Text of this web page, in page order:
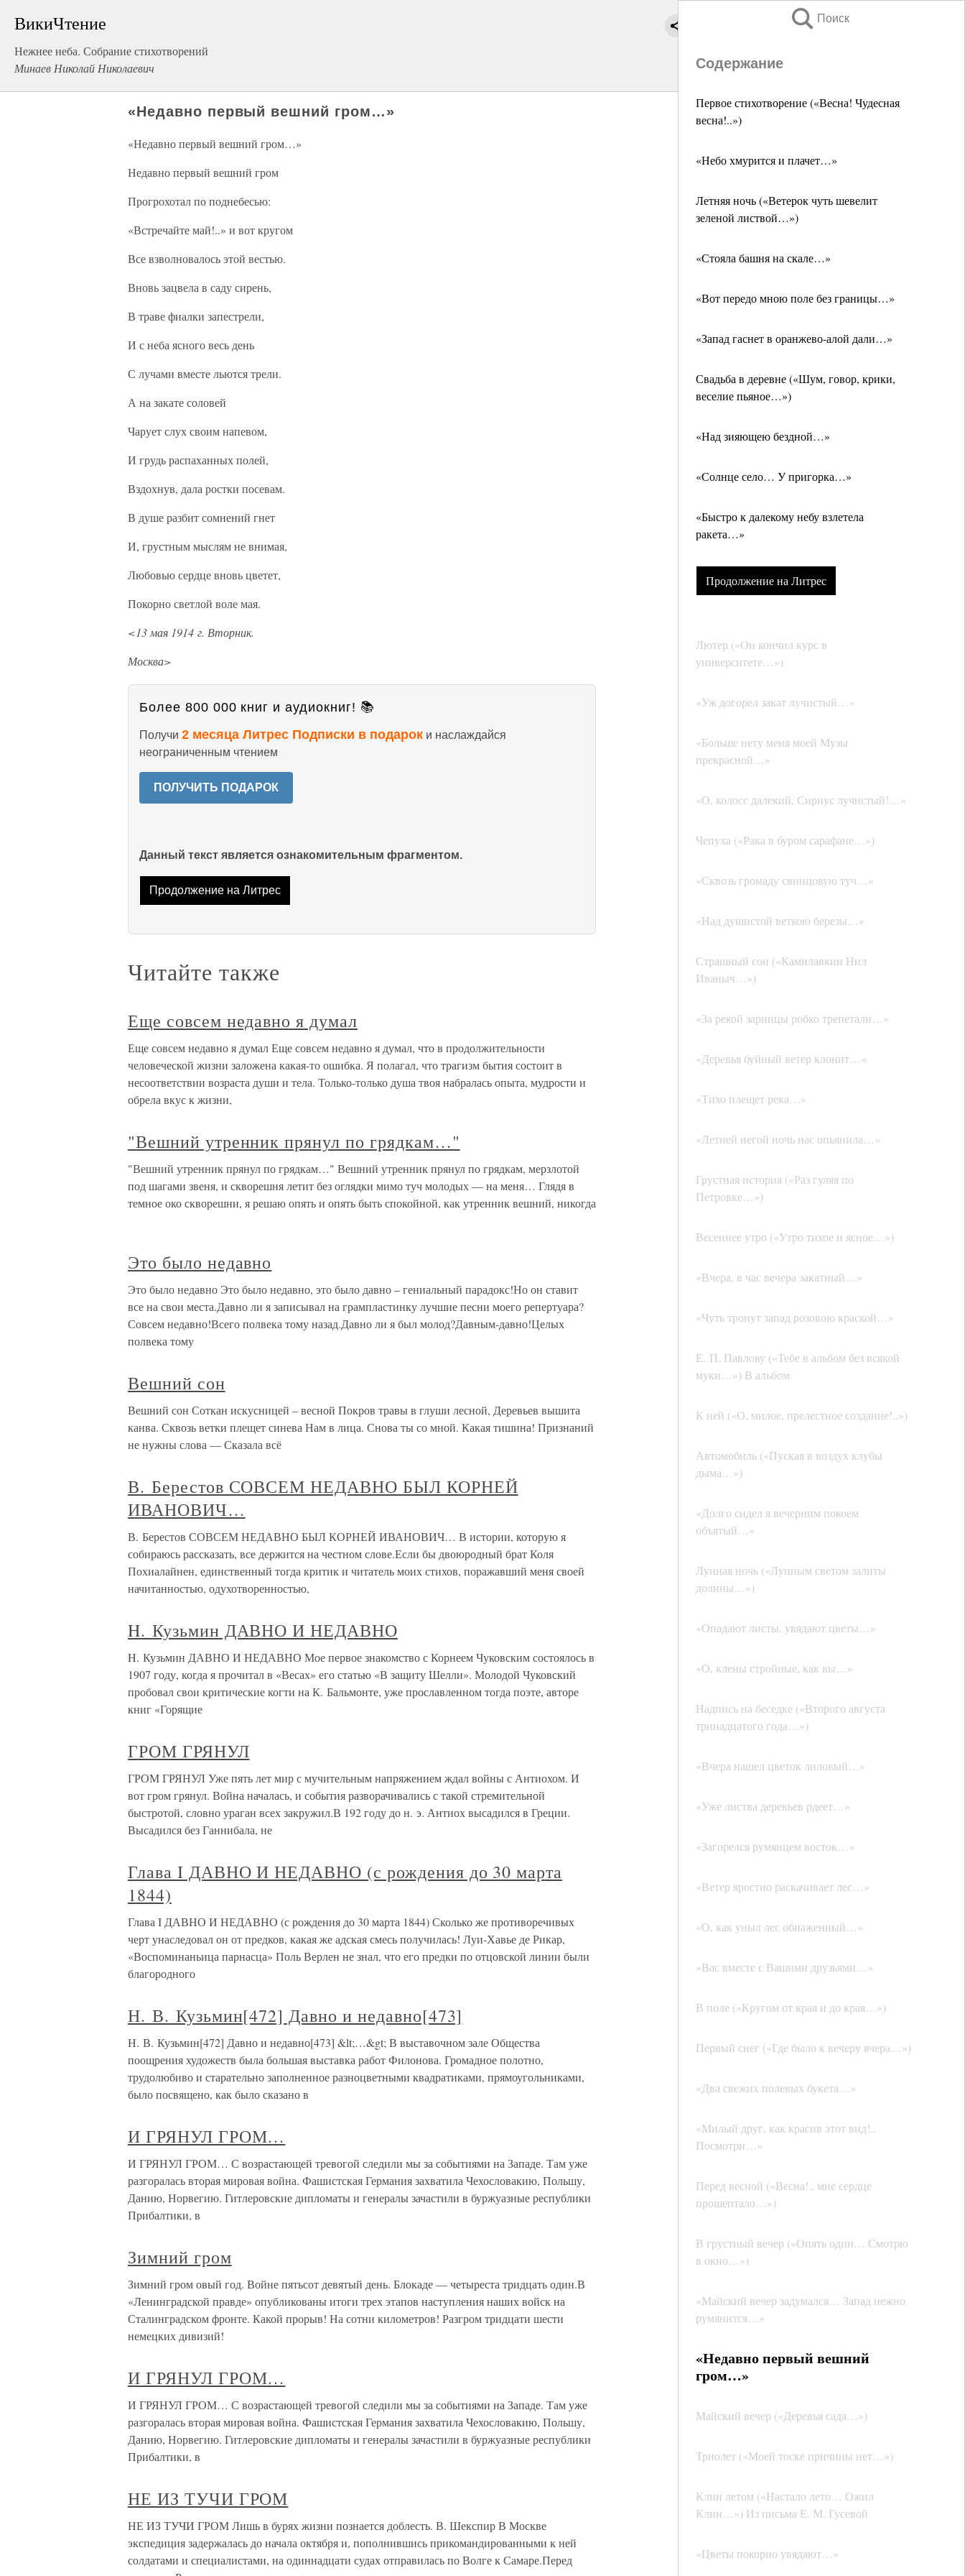
ВикиЧтение
Нежнее неба. Собрание стихотворений
Минаев Николай Николаевич
Поиск
Содержание
Первое стихотворение («Весна! Чудесная
весна!..»)
«Небо хмурится и плачет…»
Летняя ночь («Ветерок чуть шевелит
зеленой листвой…»)
«Стояла башня на скале…»
«Вот передо мною поле без границы…»
«Запад гаснет в оранжево-алой дали…»
Свадьба в деревне («Шум, говор, крики,
веселие пьяное…»)
«Над зияющею бездной…»
«Солнце село… У пригорка…»
«Быстро к далекому небу взлетела
ракета…»
Продолжение на Литрес
Лютер («Он кончил курс в
университете…»)
«Уж догорел закат лучистый…»
«Больше нету меня моей Музы
прекрасной…»
«О, колосс далекий, Сириус лучистый!…»
Чепуха («Рака в буром сарафане…»)
«Сквозь громаду свинцовую туч…»
«Над душистой веткою березы…»
Страшный сон («Камилавкин Нил
Иваныч…»)
«За рекой зарницы робко трепетали…»
«Деревья буйный ветер клонит…»
«Тихо плещет река…»
«Летней негой ночь нас опьянила…»
Грустная история («Раз гуляя по
Петровке…»)
Весеннее утро («Утро тихое и ясное…»)
«Вчера, в час вечера закатный…»
«Чуть тронут запад розовою краской…»
Е. П. Павлову («Тебе в альбом без всякой
муки…») В альбом
К ней («О, милое, прелестное создание!..»)
Автомобиль («Пуская в воздух клубы
дыма…»)
«Долго сидел я вечерним покоем
объятый…»
Лунная ночь («Лунным светом залиты
долины…»)
«Опадают листы, увядают цветы…»
«О, клены стройные, как вы…»
Надпись на беседке («Второго августа
тринадцатого года…»)
«Вчера нашел цветок лиловый…»
«Уже листва деревьев рдеет…»
«Загорелся румянцем восток…»
«Ветер яростно раскачивает лес…»
«О, как уныл лес обнаженный…»
«Вас вместе с Вашими друзьями…»
В поле («Кругом от края и до края…»)
Первый снег («Где было к вечеру вчера…»)
«Два свежих полевых букета…»
«Милый друг, как красив этот вид!..
Посмотри…»
Перед весной («Весна!., мне сердце
прошептало…»)
В грустный вечер («Опять один… Смотрю
в окно…»)
«Майский вечер задумался… Запад нежно
румянится…»
«Недавно первый вешний
гром…»
Майский вечер («Деревья сада…»)
Триолет («Моей тоске причины нет…»)
Клин летом («Настало лето… Ожил
Клин…») Из письма Е. М. Гусевой
«Цветы покорно увядают…»
«Недавно первый вешний гром…»
«Недавно первый вешний гром…»
Недавно первый вешний гром
Прогрохотал по поднебесью:
«Встречайте май!..» и вот кругом
Все взволновалось этой вестью.
Вновь зацвела в саду сирень,
В траве фиалки запестрели,
И с неба ясного весь день
С лучами вместе льются трели.
А на закате соловей
Чарует слух своим напевом,
И грудь распаханных полей,
Вздохнув, дала ростки посевам.
В душе разбит сомнений гнет
И, грустным мыслям не внимая,
Любовью сердце вновь цветет,
Покорно светлой воле мая.
<13 мая 1914 г. Вторник.
Москва>
Более 800 000 книг и аудиокниг! 📚
Получи 2 месяца Литрес Подписки в подарок и наслаждайся
неограниченным чтением
ПОЛУЧИТЬ ПОДАРОК
Данный текст является ознакомительным фрагментом.
Продолжение на Литрес
Читайте также
Еще совсем недавно я думал
Еще совсем недавно я думал Еще совсем недавно я думал, что в продолжительности
человеческой жизни заложена какая-то ошибка. Я полагал, что трагизм бытия состоит в
несоответствии возраста души и тела. Только-только душа твоя набралась опыта, мудрости и
обрела вкус к жизни,
"Вешний утренник прянул по грядкам…"
"Вешний утренник прянул по грядкам…" Вешний утренник прянул по грядкам, мерзлотой
под шагами звеня, и скворешня летит без оглядки мимо туч молодых — на меня… Глядя в
темное око скворешни, я решаю опять и опять быть спокойной, как утренник вешний, никогда
Это было недавно
Это было недавно Это было недавно, это было давно – гениальный парадокс!Но он ставит
все на свои места.Давно ли я записывал на грампластинку лучшие песни моего репертуара?
Совсем недавно!Всего полвека тому назад.Давно ли я был молод?Давным-давно!Целых
полвека тому
Вешний сон
Вешний сон Соткан искусницей – весной Покров травы в глуши лесной, Деревьев вышита
канва. Сквозь ветки плещет синева Нам в лица. Снова ты со мной. Какая тишина! Признаний
не нужны слова — Сказала всё
В. Берестов СОВСЕМ НЕДАВНО БЫЛ КОРНЕЙ
ИВАНОВИЧ…
В. Берестов СОВСЕМ НЕДАВНО БЫЛ КОРНЕЙ ИВАНОВИЧ… В истории, которую я
собираюсь рассказать, все держится на честном слове.Если бы двоюродный брат Коля
Похиалайнен, единственный тогда критик и читатель моих стихов, поражавший меня своей
начитанностью, одухотворенностью,
H. Кузьмин ДАВНО И НЕДАВНО
H. Кузьмин ДАВНО И НЕДАВНО Мое первое знакомство с Корнеем Чуковским состоялось в
1907 году, когда я прочитал в «Весах» его статью «В защиту Шелли». Молодой Чуковский
пробовал свои критические когти на К. Бальмонте, уже прославленном тогда поэте, авторе
книг «Горящие
ГРОМ ГРЯНУЛ
ГРОМ ГРЯНУЛ Уже пять лет мир с мучительным напряжением ждал войны с Антиохом. И
вот гром грянул. Война началась, и события разворачивались с такой стремительной
быстротой, словно ураган всех закружил.В 192 году до н. э. Антиох высадился в Греции.
Высадился без Ганнибала, не
Глава I ДАВНО И НЕДАВНО (с рождения до 30 марта
1844)
Глава I ДАВНО И НЕДАВНО (с рождения до 30 марта 1844) Сколько же противоречивых
черт унаследовал он от предков, какая же адская смесь получилась! Луи-Хавье де Рикар,
«Воспоминаньица парнасца» Поль Верлен не знал, что его предки по отцовской линии были
благородного
Н. В. Кузьмин[472] Давно и недавно[473]
Н. В. Кузьмин[472] Давно и недавно[473] &lt;…&gt; В выставочном зале Общества
поощрения художеств была большая выставка работ Филонова. Громадное полотно,
трудолюбиво и старательно заполненное разноцветными квадратиками, прямоугольниками,
было посвящено, как было сказано в
И ГРЯНУЛ ГРОМ…
И ГРЯНУЛ ГРОМ… С возрастающей тревогой следили мы за событиями на Западе. Там уже
разгоралась вторая мировая война. Фашистская Германия захватила Чехословакию, Польшу,
Данию, Норвегию. Гитлеровские дипломаты и генералы зачастили в буржуазные республики
Прибалтики, в
Зимний гром
Зимний гром овый год. Войне пятьсот девятый день. Блокаде — четыреста тридцать один.В
«Ленинградской правде» опубликованы итоги трех этапов наступления наших войск на
Сталинградском фронте. Какой прорыв! На сотни километров! Разгром тридцати шести
немецких дивизий!
И ГРЯНУЛ ГРОМ…
И ГРЯНУЛ ГРОМ… С возрастающей тревогой следили мы за событиями на Западе. Там уже
разгоралась вторая мировая война. Фашистская Германия захватила Чехословакию, Польшу,
Данию, Норвегию. Гитлеровские дипломаты и генералы зачастили в буржуазные республики
Прибалтики, в
НЕ ИЗ ТУЧИ ГРОМ
НЕ ИЗ ТУЧИ ГРОМ Лишь в бурях жизни познается доблесть. В. Шекспир В Москве
экспедиция задержалась до начала октября и, пополнившись прикомандированными к ней
солдатами и специалистами, на одиннадцати судах отправилась по Волге к Самаре.Перед